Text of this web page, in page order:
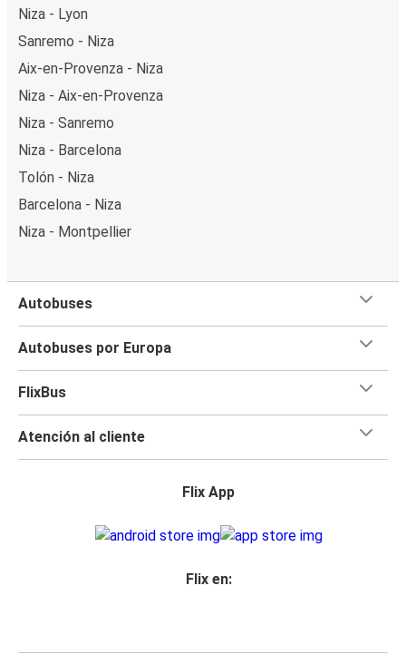
Niza - Lyon
Sanremo - Niza
Aix-en-Provenza - Niza
Niza - Aix-en-Provenza
Niza - Sanremo
Niza - Barcelona
Tolón - Niza
Barcelona - Niza
Niza - Montpellier
Autobuses
Autobuses por Europa
FlixBus
Atención al cliente
Flix App
Flix en: